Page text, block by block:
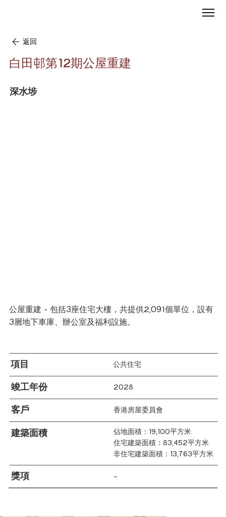
返回
白田邨第12期公屋重建
深水埗
公屋重建 - 包括3座住宅大樓，共提供2,091個單位，設有
3層地下車庫、辦公室及福利設施。
項目 公共住宅
竣工年份 2028
客戶 香港房屋委員會
建築面積
佔地面積：19,100平方米
住宅建築面積：83,452平方米
非住宅建築面積：13,763平方米
獎項 –